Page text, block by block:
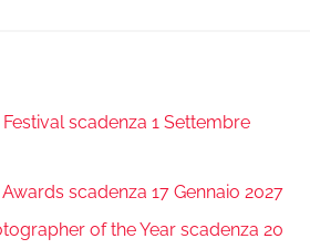
scadenza 1 Settembre
scadenza 17 Gennaio 2027
of the Year scadenza 20